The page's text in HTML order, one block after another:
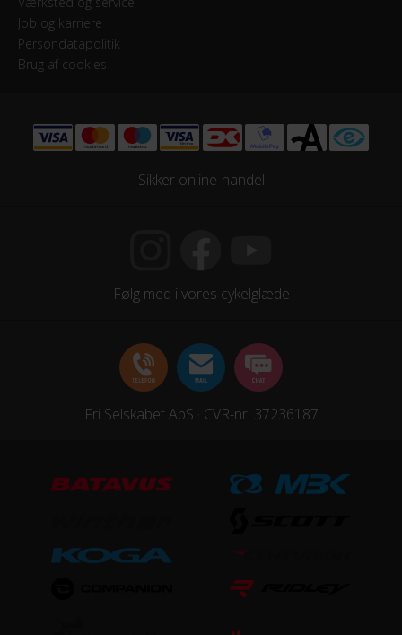
Shimano CS-HG31-8 11-32T
Kranksæt
Samlet antal gear
24
Kenda Slant 6 2.35
Syncros X-20 Disc
27,5″
Job og karriere
Persondatapolitik
Brug af cookies
Sikker online-handel
Følg med i vores cykelglæde
Fri Selskabet ApS · CVR-nr. 37236187